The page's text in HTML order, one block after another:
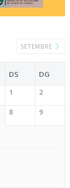
SETEMBRE
DS DG
1 2
8 9